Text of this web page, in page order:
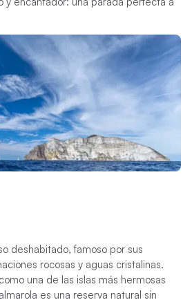
deshabitado, famoso por sus
rocosas y aguas cristalinas.
una de las islas más hermosas
es una reserva natural sin